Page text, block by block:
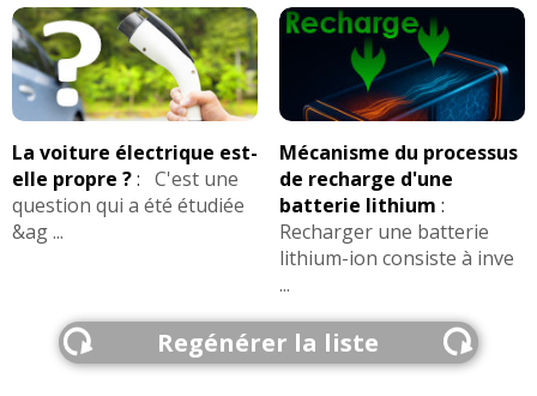
La voiture électrique est-
elle propre ?: C'est une
question qui a été étudiée
&ag ...
Mécanisme du processus
de recharge d'une
batterie lithium :
Recharger une batterie
lithium-ion consiste à inve
...
Regénérer la liste